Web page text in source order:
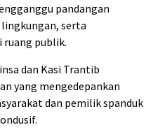
pandangan
serta
ruang publik.
dan Kasi Trantib
yang mengedepankan
dan pemilik spanduk